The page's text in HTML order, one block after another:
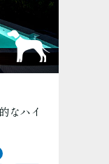
なハイ